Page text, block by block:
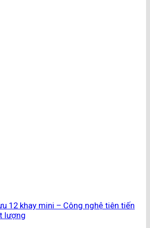
12 khay mini – Công nghệ tiên tiến
lượng